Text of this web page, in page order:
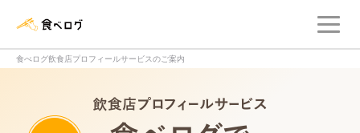
食べログ飲食店プロフィールサービスのご案内